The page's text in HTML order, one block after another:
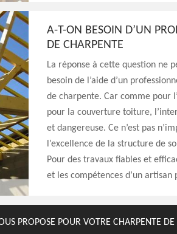
A-T-ON BESOIN D’UN
DE CHARPENTE
La réponse à cette question ne
besoin de l’aide d’un
de charpente. Car comme pour
pour la couverture toiture,
et dangereuse. Ce n’est pas
l’excellence de la structure de
Pour des travaux fiables et
et les compétences d’un artisan
PROPOSE POUR VOTRE CHARPENTE